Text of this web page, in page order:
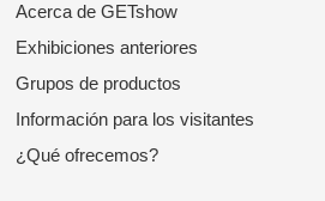
Acerca de GETshow
Exhibiciones anteriores
Grupos de productos
Información para los visitantes
¿Qué ofrecemos?